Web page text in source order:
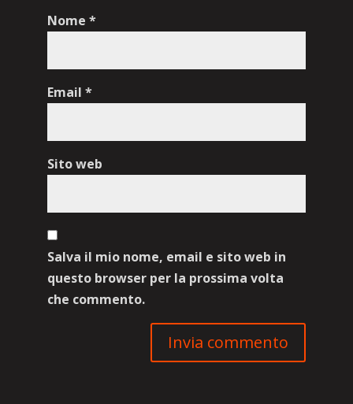
Nome *
Email *
Sito web
Salva il mio nome, email e sito web in
questo browser per la prossima volta
che commento.